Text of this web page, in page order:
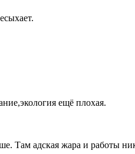
ещё плохая.
Там адская жара и работы